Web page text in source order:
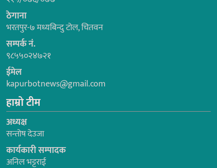
ठेगाना
भरतपुर-७ मध्यबिन्दु टोल, चितवन
सम्पर्क नं.
९८५५०२४७२१
ईमेल
kapurbotnews@gmail.com
हाम्रो टीम
अध्यक्ष
सन्तोष देउजा
कार्यकारी सम्पादक
अनिल भट्टराई